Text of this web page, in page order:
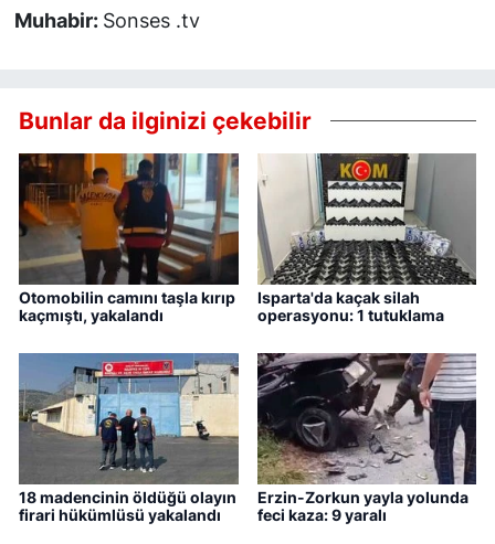
Muhabir: Sonses .tv
Bunlar da ilginizi çekebilir
Otomobilin camını taşla kırıp
kaçmıştı, yakalandı
Isparta'da kaçak silah
operasyonu: 1 tutuklama
18 madencinin öldüğü olayın
firari hükümlüsü yakalandı
Erzin-Zorkun yayla yolunda
feci kaza: 9 yaralı